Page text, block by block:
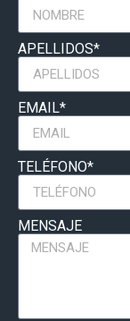
APELLIDOS*
EMAIL*
TELÉFONO*
MENSAJE